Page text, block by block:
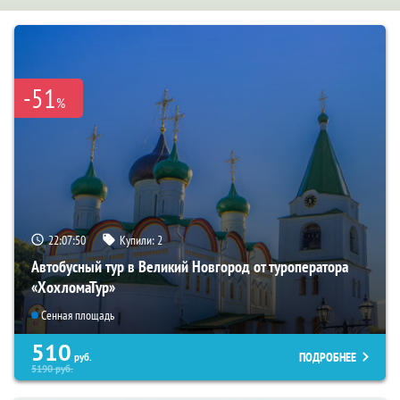
-51%
22:07:49 Купили:2
Автобусный тур в Великий Новгород от туроператора
«ХохломаТур»
Сенная площадь
510 руб.
5190руб.
ПОДРОБНЕЕ